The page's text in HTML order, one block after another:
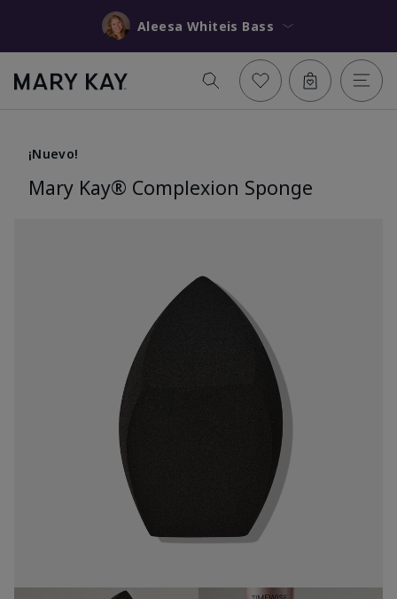
Aleesa Whiteis Bass
¡Nuevo!
Mary Kay® Complexion Sponge